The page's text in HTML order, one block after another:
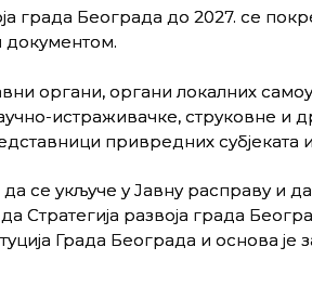
града Београда до 2027. се
документом.
органи, органи локалних
истраживачке, струковне и
привредних субјеката
се укључе у Јавну расправу и да
Стратегија развоја града
Града Београда и основа је